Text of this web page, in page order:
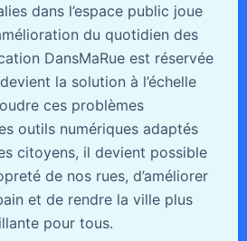
dans l’espace public joue
du quotidien des
DansMaRue est réservée
la solution à l’échelle
ces problèmes
outils numériques adaptés
citoyens, il devient possible
de nos rues, d’améliorer
et de rendre la ville plus
pour tous.